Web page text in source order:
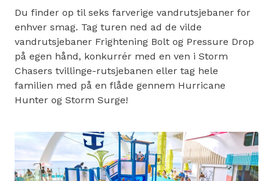
Du finder op til seks farverige vandrutsjebaner for
enhver smag. Tag turen ned ad de vilde
vandrutsjebaner Frightening Bolt og Pressure Drop
på egen hånd, konkurrér med en ven i Storm
Chasers tvillinge-rutsjebanen eller tag hele
familien med på en flåde gennem Hurricane
Hunter og Storm Surge!